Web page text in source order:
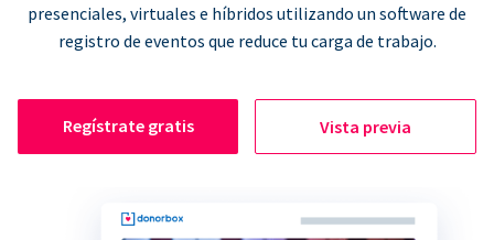
presenciales, virtuales e híbridos utilizando un software de
registro de eventos que reduce tu carga de trabajo.
Regístrate gratis Vista previa